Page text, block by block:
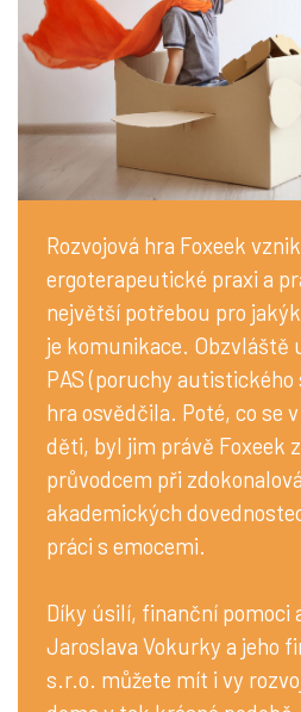
Rozvojová hra Foxeek
ergoterapeutické praxi a
největší potřebou pro
je komunikace. Obzvláště
PAS (poruchy
hra osvědčila. Poté, co se
děti, byl jim právě Foxeek
průvodcem při
akademických
práci s emocemi.
Díky úsilí, finanční pomoci
Jaroslava Vokurky a jeho
s.r.o. můžete mít i vy